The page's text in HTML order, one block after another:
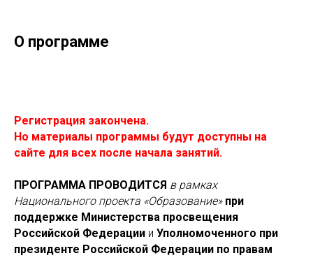
О программе
Регистрация закончена.
Но материалы программы будут доступны на
сайте для всех после начала занятий.
ПРОГРАММА ПРОВОДИТСЯ в рамках
Национального проекта «Образование» при
поддержке Министерства просвещения
Российской Федерации и Уполномоченного при
президенте Российской Федерации по правам